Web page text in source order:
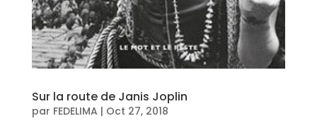
Sur la route de Janis Joplin
par FEDELIMA | Oct 27, 2018